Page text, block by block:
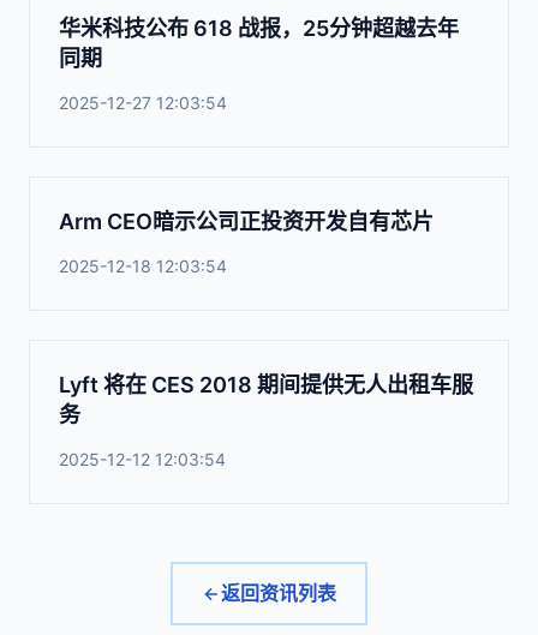
华米科技公布 618 战报，25分钟超越去年
同期
2025-12-27 12:03:54
Arm CEO暗示公司正投资开发自有芯片
2025-12-18 12:03:54
Lyft 将在 CES 2018 期间提供无人出租车服
务
2025-12-12 12:03:54
返回资讯列表